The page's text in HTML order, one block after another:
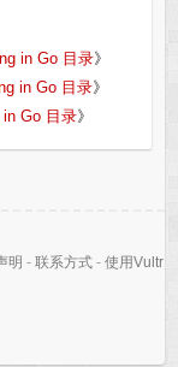
in Go 目录》
in Go 目录》
in Go 目录》
明 - 联系方式 - 使用Vultr